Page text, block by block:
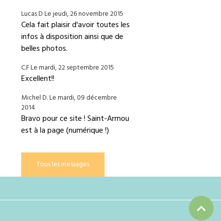
Lucas DLe jeudi, 26 novembre 2015
Cela fait plaisir d'avoir toutes les
infos à disposition ainsi que de
belles photos.
C.FLe mardi, 22 septembre 2015
Excellent!!
Michel D.Le mardi, 09 décembre
2014
Bravo pour ce site ! Saint-Armou
est à la page (numérique !)
Tous les messages